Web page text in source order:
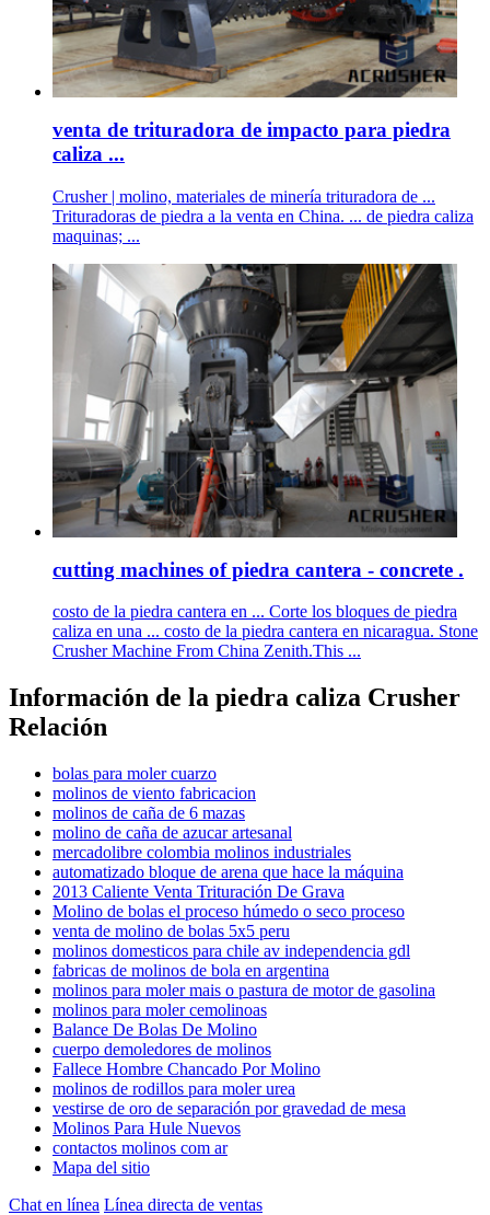
venta de trituradora de impacto para piedra
caliza ...
Crusher | molino, materiales de minería trituradora de ...
Trituradoras de piedra a la venta en China. ... de piedra caliza
maquinas; ...
cutting machines of piedra cantera - concrete .
costo de la piedra cantera en ... Corte los bloques de piedra
caliza en una ... costo de la piedra cantera en nicaragua. Stone
Crusher Machine From China Zenith.This ...
Información de la piedra caliza Crusher
Relación
bolas para moler cuarzo
molinos de viento fabricacion
molinos de caña de 6 mazas
molino de caña de azucar artesanal
mercadolibre colombia molinos industriales
automatizado bloque de arena que hace la máquina
2013 Caliente Venta Trituración De Grava
Molino de bolas el proceso húmedo o seco proceso
venta de molino de bolas 5x5 peru
molinos domesticos para chile av independencia gdl
fabricas de molinos de bola en argentina
molinos para moler mais o pastura de motor de gasolina
molinos para moler cemolinoas
Balance De Bolas De Molino
cuerpo demoledores de molinos
Fallece Hombre Chancado Por Molino
molinos de rodillos para moler urea
vestirse de oro de separación por gravedad de mesa
Molinos Para Hule Nuevos
contactos molinos com ar
Mapa del sitio
Chat en línea Línea directa de ventas